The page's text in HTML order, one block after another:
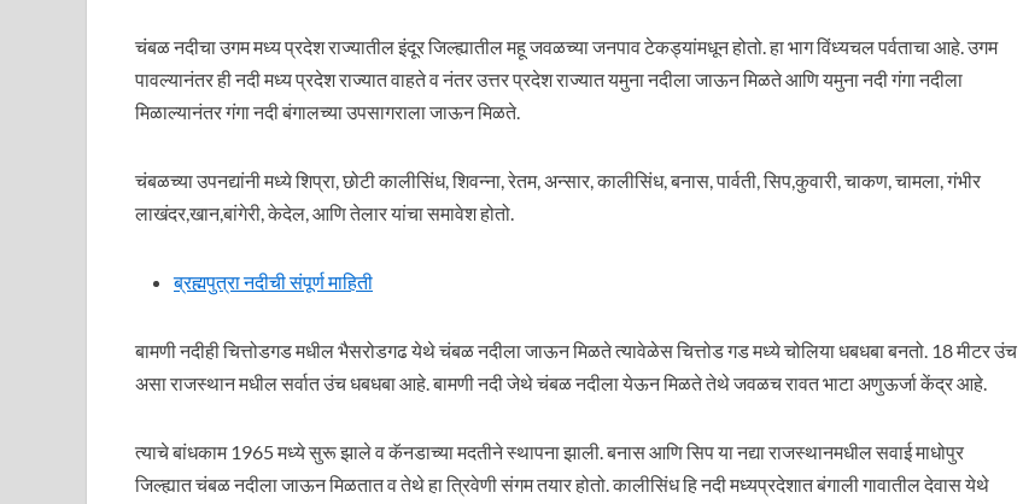
चंबळ नदीचा उगम मध्य प्रदेश राज्यातील इंदूर जिल्ह्यातील महू जवळच्या जनपाव टेकड्यांमधून होतो. हा भाग विंध्यचल पर्वताचा आहे. उगम
पावल्यानंतर ही नदी मध्य प्रदेश राज्यात वाहते व नंतर उत्तर प्रदेश राज्यात यमुना नदीला जाऊन मिळते आणि यमुना नदी गंगा नदीला
मिळाल्यानंतर गंगा नदी बंगालच्या उपसागराला जाऊन मिळते.
चंबळच्या उपनद्यांनी मध्ये शिप्रा, छोटी कालीसिंध, शिवन्‍ना, रेतम, अन्सार, कालीसिंध, बनास, पार्वती, सिप,कुवारी, चाकण, चामला, गंभीर
लाखंदर,खान,बांगेरी, केदेल, आणि तेलार यांचा समावेश होतो.
ब्रह्मपुत्रा नदीची संपूर्ण माहिती
बामणी नदीही चित्तोडगड मधील भैसरोडगढ येथे चंबळ नदीला जाऊन मिळते त्यावेळेस चित्तोड गड मध्ये चोलिया धबधबा बनतो. 18 मीटर उंच
असा राजस्थान मधील सर्वात उंच धबधबा आहे. बामणी नदी जेथे चंबळ नदीला येऊन मिळते तेथे जवळच रावत भाटा अणुऊर्जा केंद्र आहे.
त्याचे बांधकाम 1965 मध्ये सुरू झाले व कॅनडाच्या मदतीने स्थापना झाली. बनास आणि सिप या नद्या राजस्थानमधील सवाई माधोपुर
जिल्ह्यात चंबळ नदीला जाऊन मिळतात व तेथे हा त्रिवेणी संगम तयार होतो. कालीसिंध हि नदी मध्यप्रदेशात बंगाली गावातील देवास येथे